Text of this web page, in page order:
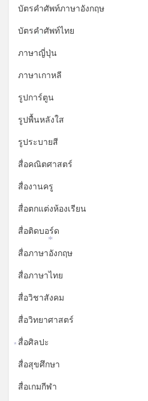
บัตรคำศัพท์ภาษาอังกฤษ
บัตรคำศัพท์ไทย
ภาษาญี่ปุ่น
ภาษาเกาหลี
รูปการ์ตูน
รูปพื้นหลังใส
รูประบายสี
สื่อคณิตศาสตร์
สื่องานครู
สื่อตกแต่งห้องเรียน
สื่อติดบอร์ด
สื่อภาษาอังกฤษ
สื่อภาษาไทย
สื่อวิชาสังคม
สื่อวิทยาศาสตร์
สื่อศิลปะ
สื่อสุขศึกษา
สื่อเกมกีฬา
*